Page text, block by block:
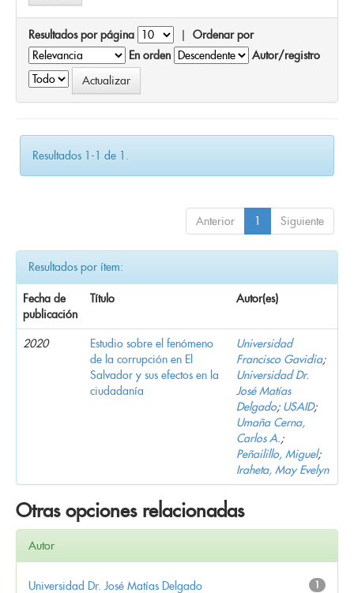
Resultados por página | Ordenar por
En orden
Autor/registro
Resultados 1-1 de 1.
Anterior 1 Siguiente
Resultados por ítem:
Fecha de
publicación
Título Autor(es)
2020
Estudio sobre el fenómeno
de la corrupción en El
Salvador y sus efectos en la
ciudadanía
Universidad
Francisco Gavidia;
Universidad Dr.
José Matías
Delgado; USAID;
Umaña Cerna,
Carlos A.;
Peñailillo, Miguel;
Iraheta, May Evelyn
Otras opciones relacionadas
Autor
1
Universidad Dr. José Matías Delgado